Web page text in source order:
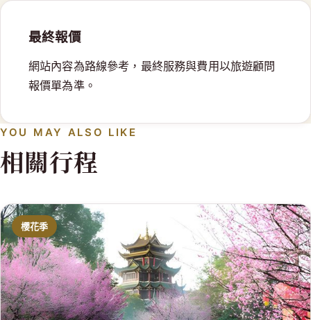
最終報價
網站內容為路線參考，最終服務與費用以旅遊顧問
報價單為準。
YOU MAY ALSO LIKE
相關行程
櫻花季